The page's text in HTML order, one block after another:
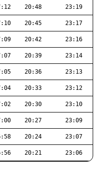
20:48 23:19
20:45 23:17
20:42 23:16
20:39 23:14
20:36 23:13
20:33 23:12
20:30 23:10
20:27 23:09
20:24 23:07
20:21 23:06